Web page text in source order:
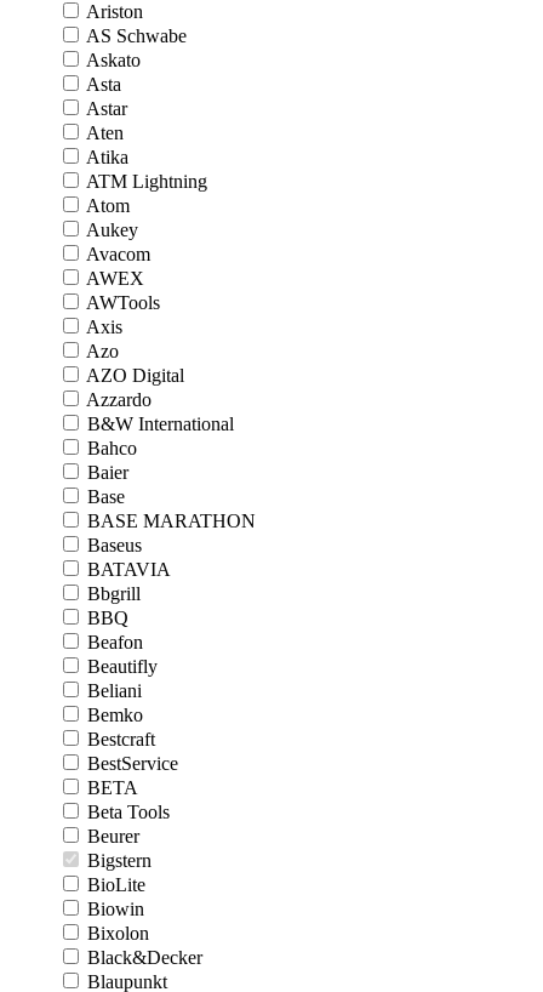
Ariston
AS Schwabe
Askato
Asta
Astar
Aten
Atika
ATM Lightning
Atom
Aukey
Avacom
AWEX
AWTools
Axis
Azo
AZO Digital
Azzardo
B&W International
Bahco
Baier
Base
BASE MARATHON
Baseus
BATAVIA
Bbgrill
BBQ
Beafon
Beautifly
Beliani
Bemko
Bestcraft
BestService
BETA
Beta Tools
Beurer
Bigstern
BioLite
Biowin
Bixolon
Black&Decker
Blaupunkt